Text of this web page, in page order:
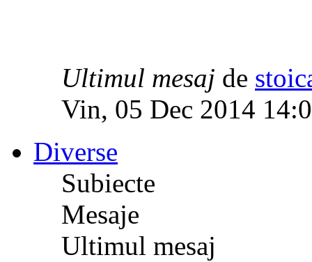
Ultimul mesaj de
Vin, 05 Dec 2014
Diverse
Subiecte
Mesaje
Ultimul mesaj